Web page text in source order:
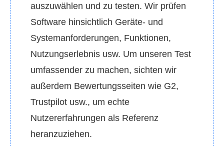
auszuwählen und zu testen. Wir prüfen
Software hinsichtlich Geräte‑ und
Systemanforderungen, Funktionen,
Nutzungserlebnis usw. Um unseren Test
umfassender zu machen, sichten wir
außerdem Bewertungsseiten wie G2,
Trustpilot usw., um echte
Nutzererfahrungen als Referenz
heranzuziehen.